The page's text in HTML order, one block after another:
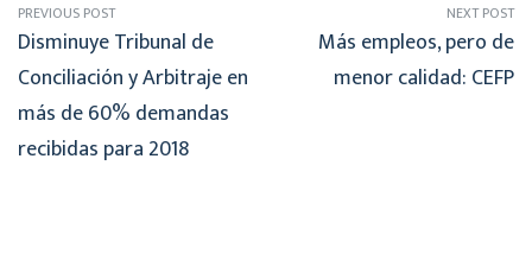
PREVIOUS POST
Disminuye Tribunal de
Conciliación y Arbitraje en
más de 60% demandas
recibidas para 2018
NEXT POST
Más empleos, pero de
menor calidad: CEFP